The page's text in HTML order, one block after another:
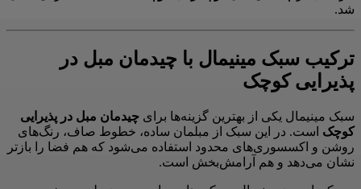
شد.
ترکیب سبک مینیمال با چیدمان مبل در
پذیرایی کوچک
سبک مینیمال یکی از بهترین گزینه‌ها برای چیدمان مبل در پذیرایی
کوچک است. در این سبک از مبلمان ساده، خطوط صاف، رنگ‌های
روشن و اکسسوری‌های محدود استفاده می‌شود که هم فضا را بازتر
نشان می‌دهد و هم آرامش‌بخش است.